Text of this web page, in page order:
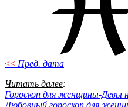
<< Пред. дата
Читать далее:
Гороскоп для женщины-Девы
Любовный гороскоп для